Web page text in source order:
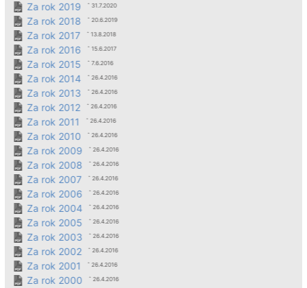
Za rok 2019 ˆ 31.7.2020
Za rok 2018 ˆ 20.6.2019
Za rok 2017 ˆ 13.8.2018
Za rok 2016 ˆ 15.6.2017
Za rok 2015 ˆ 7.6.2016
Za rok 2014 ˆ 26.4.2016
Za rok 2013 ˆ 26.4.2016
Za rok 2012 ˆ 26.4.2016
Za rok 2011 ˆ 26.4.2016
Za rok 2010 ˆ 26.4.2016
Za rok 2009 ˆ 26.4.2016
Za rok 2008 ˆ 26.4.2016
Za rok 2007 ˆ 26.4.2016
Za rok 2006 ˆ 26.4.2016
Za rok 2004 ˆ 26.4.2016
Za rok 2005 ˆ 26.4.2016
Za rok 2003 ˆ 26.4.2016
Za rok 2002 ˆ 26.4.2016
Za rok 2001 ˆ 26.4.2016
Za rok 2000 ˆ 26.4.2016